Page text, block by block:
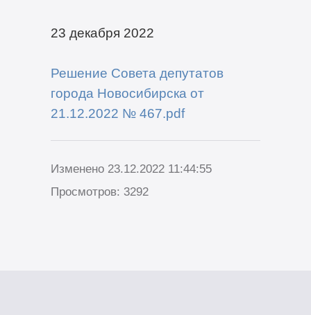
23 декабря 2022
Решение Совета депутатов
города Новосибирска от
21.12.2022 № 467.pdf
Изменено 23.12.2022 11:44:55
Просмотров: 3292